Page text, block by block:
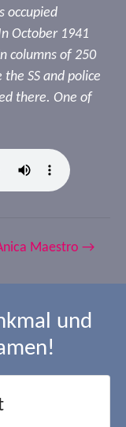
occupied
October 1941
columns of 250
SS and police
there. One of
Maestro →
und